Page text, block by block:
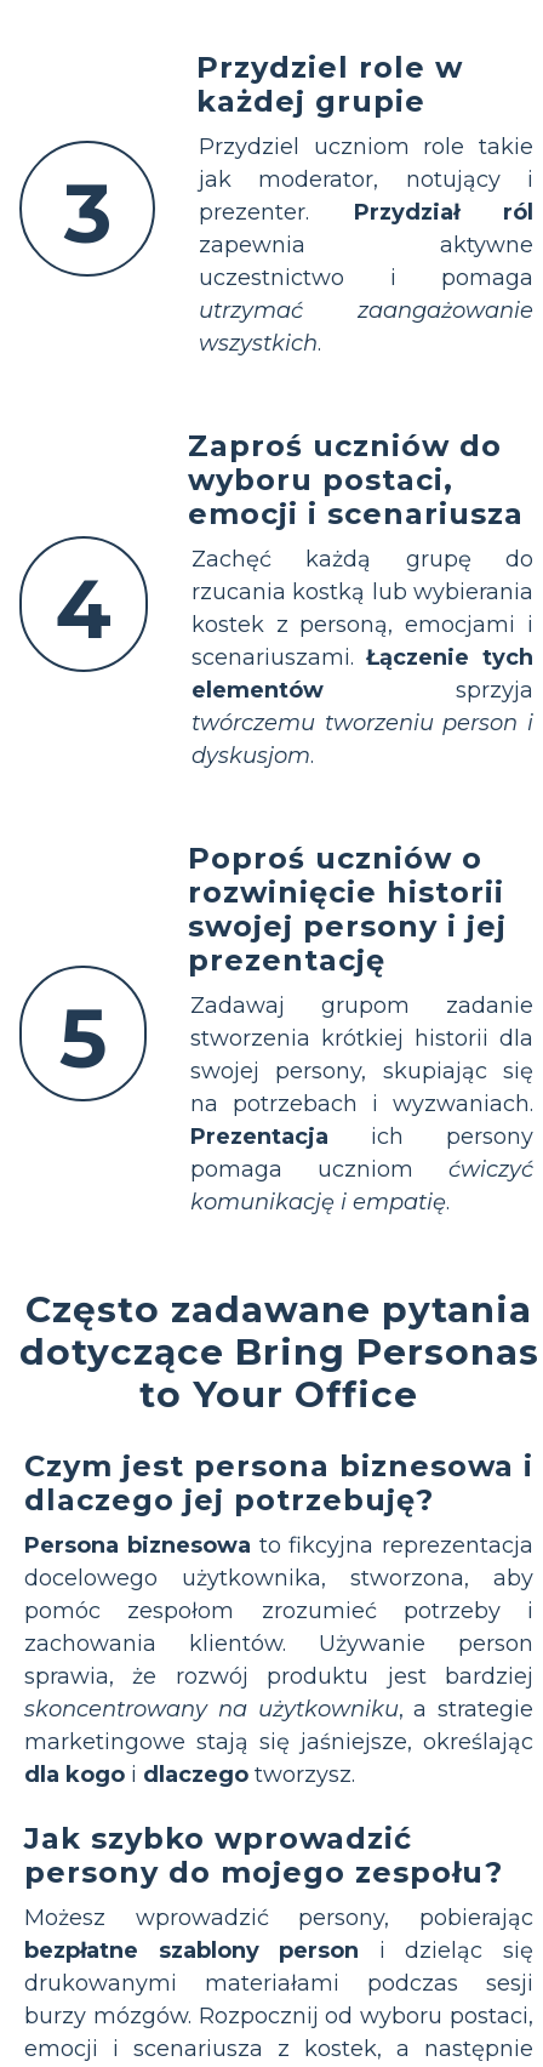
3
Przydziel role w
każdej grupie
Przydziel uczniom role takie
jak moderator, notujący i
prezenter. Przydział ról
zapewnia aktywne
uczestnictwo i pomaga
utrzymać zaangażowanie
wszystkich.
4
Zaproś uczniów do
wyboru postaci,
emocji i scenariusza
Zachęć każdą grupę do
rzucania kostką lub wybierania
kostek z personą, emocjami i
scenariuszami.Łączenie tych
elementówsprzyja
twórczemu tworzeniu person i
dyskusjom.
5
Poproś uczniów o
rozwinięcie historii
swojej persony i jej
prezentację
Zadawaj grupom zadanie
stworzenia krótkiej historii dla
swojej persony, skupiając się
na potrzebach i wyzwaniach.
Prezentacja ich persony
pomaga uczniom ćwiczyć
komunikację i empatię.
Często zadawane pytania
dotyczące Bring Personas
to Your Office
Czym jest persona biznesowa i
dlaczego jej potrzebuję?
Persona biznesowa to fikcyjna reprezentacja
docelowego użytkownika, stworzona, aby
pomóc zespołom zrozumieć potrzeby i
zachowania klientów. Używanie person
sprawia, że rozwój produktu jest bardziej
skoncentrowany na użytkowniku, a strategie
marketingowe stają się jaśniejsze, określając
dla kogo i dlaczego tworzysz.
Jak szybko wprowadzić
persony do mojego zespołu?
Możesz wprowadzić persony, pobierając
bezpłatne szablony person i dzieląc się
drukowanymi materiałami podczas sesji
burzy mózgów. Rozpocznij od wyboru postaci,
emocji i scenariusza z kostek, a następnie